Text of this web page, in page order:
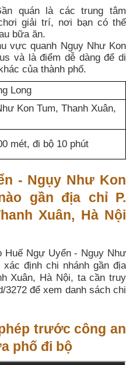
quán là các trung tâm
giải trí, nơi bạn có thể
bữa ăn.
vực quanh Ngụy Như Kon
và là điểm dễ dàng để di
của thành phố.
Long
Kon Tum, Thanh Xuân,
mét, đi bộ 10 phút
- Ngụy Như Kon
gần địa chỉ P.
Xuân, Hà Nội
Huế Ngự Uyển - Ngụy Như
định chi nhánh gần địa
Xuân, Hà Nội, ta cần truy
3272 để xem danh sách chi
trước công an
phố đi bộ